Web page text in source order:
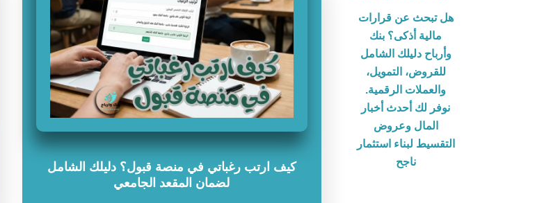
هل تبحث عن قرارات
مالية أذكى؟ بنك
وأرباح دليلك الشامل
للقروض، التمويل،
والعملات الرقمية.
نوفر لك أحدث أخبار
المال وعروض
التقسيط لبناء استثمار
ناجح
كيف ارتب رغباتي في منصة قبول؟ دليلك الشامل
لضمان المقعد الجامعي